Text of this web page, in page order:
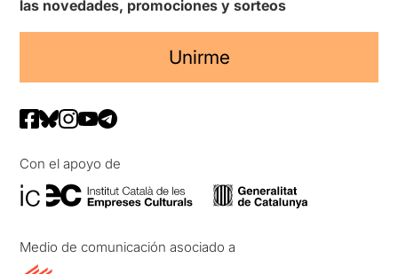
las novedades, promociones y sorteos
Unirme
Con el apoyo de
Medio de comunicación asociado a